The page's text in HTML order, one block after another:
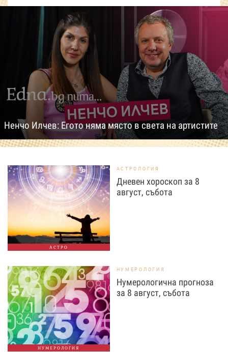
Ненчо Илчев: Егото няма място в света на артистите
АСТРО
АСТРОЛОГИЯ
Дневен хороскоп за 8
август, събота
НУМЕРОЛОГИЯ
НУМЕРОЛОГИЯ
Нумерологична прогноза
за 8 август, събота